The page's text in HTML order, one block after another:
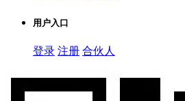
用户入口
登录 注册 合伙人